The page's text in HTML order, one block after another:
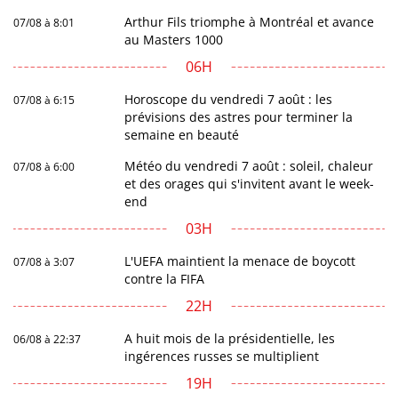
07/08 à 8:01
Arthur Fils triomphe à Montréal et avance
au Masters 1000
06H
07/08 à 6:15
Horoscope du vendredi 7 août : les
prévisions des astres pour terminer la
semaine en beauté
07/08 à 6:00
Météo du vendredi 7 août : soleil, chaleur
et des orages qui s'invitent avant le week-
end
03H
07/08 à 3:07
L'UEFA maintient la menace de boycott
contre la FIFA
22H
06/08 à 22:37
A huit mois de la présidentielle, les
ingérences russes se multiplient
19H